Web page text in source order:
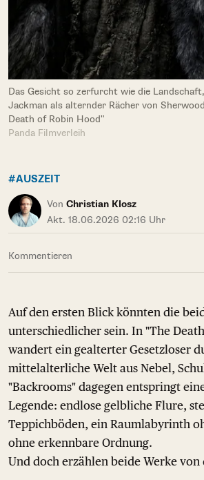
Das Gesicht so zerfurcht wie die
Jackman als alternder Rächer von
Death of Robin Hood"
Panda Filmverleih
#AUSZEIT
Von Christian Klosz
Akt. 18.06.2026 02:16 Uhr
Kommentieren
Auf den ersten Blick könnten die
unterschiedlicher sein. In "The
wandert ein gealterter Gesetzloser
mittelalterliche Welt aus Nebel,
"Backrooms" dagegen entspringt
Legende: endlose gelbliche Flure,
Teppichböden, ein Raumlabyrinth
ohne erkennbare Ordnung.
Und doch erzählen beide Werke von